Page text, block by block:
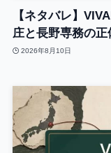
【ネタバレ】
庄と長野専務の正
2026年8月10日